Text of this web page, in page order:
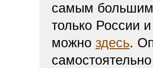
самым большим
только России
можно здесь.